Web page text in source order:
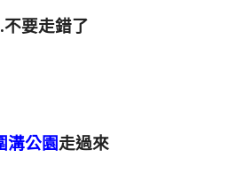
要走錯了
溝公園走過來